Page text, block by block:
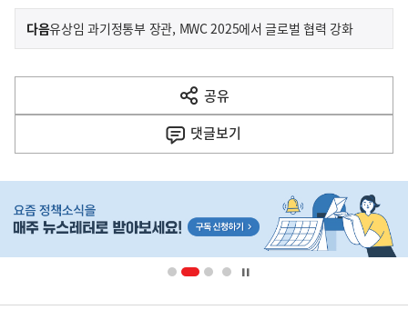
이
전
다
음
다음기
유상임 과기정통부 장관, MWC 2025에서 글로벌 협력 강화
공유
열
기
댓글보기
단
영